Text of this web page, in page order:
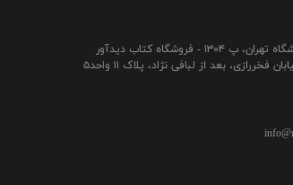
فروشگاه کتاب دیدآور
بعد از لبافی نژاد، پلاک ۱۱ واحد۵